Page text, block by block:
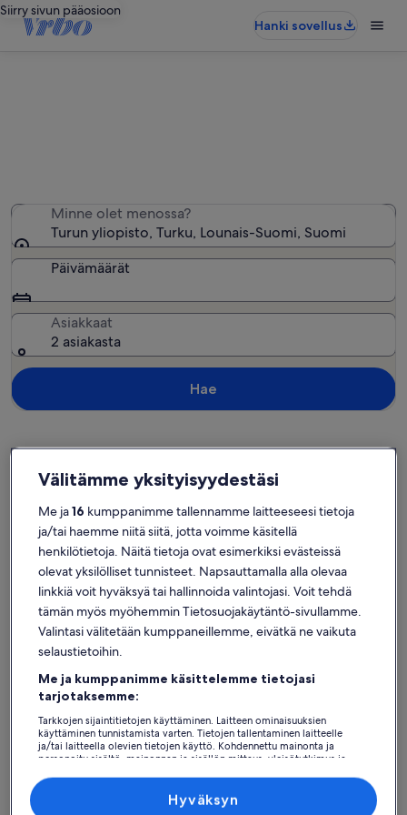
Siirry sivun pääosioon
Hanki sovellus
Minne olet menossa?
Turun yliopisto, Turku, Lounais-Suomi, Suomi
Päivämäärät
Asiakkaat
2 asiakasta
Hae
Loma-asunnot lähellä kohdetta Turun yliopisto
Kohteen Turun yliopisto lähettyviltä löytyy yksityisiä loma-asuntoja,
joissa voisit tuntea olosi kotoisaksi lomasi aikana. Olitpa matkalla
sitten ystävien, perheenjäsenien tai ihan vaikkapa lemmikkisi kanssa,
loma-asunnoista löytyvät parhaat mukavuudet loistavaan
lomamatkaan läheistesi keskuudessa, kuten Wi-Fi ja kaapelitelevisio.
Mitä sitten ikinä etsitkin, löydät takuulla loma-asunnon, joka täyttää
kaikkien tarpeet. Valikoimissamme on esim. esteettömiä tai
savuttomia majapaikkoja.
Löydä tyyliisi sopivia majoituspaikkoja
Hae taloja Hae huoneistoja/asuntojahae mökkejä
Välitämme yksityisyydestäsi
Me ja16 kumppanimme tallennamme laitteeseesi tietoja
ja/tai haemme niitä siitä, jotta voimme käsitellä
henkilötietoja. Näitä tietoja ovat esimerkiksi evästeissä
olevat yksilölliset tunnisteet. Napsauttamalla alla olevaa
linkkiä voit hyväksyä tai hallinnoida valintojasi. Voit tehdä
tämän myös myöhemmin Tietosuojakäytäntö-sivullamme.
Valintasi välitetään kumppaneillemme, eivätkä ne vaikuta
selaustietoihin.
Me ja kumppanimme käsittelemme tietojasi
tarjotaksemme:
Tarkkojen sijaintitietojen käyttäminen. Laitteen ominaisuuksien
käyttäminen tunnistamista varten. Tietojen tallentaminen laitteelle
ja/tai laitteella olevien tietojen käyttö. Kohdennettu mainonta ja
personoitu sisältö, mainonnan ja sisällön mittaus, yleisötutkimus ja
Hyväksyn